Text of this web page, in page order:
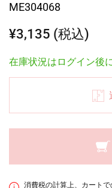
ME304068
¥3,135 (税込)
在庫状況はログイン後
消費税の計算上、カート